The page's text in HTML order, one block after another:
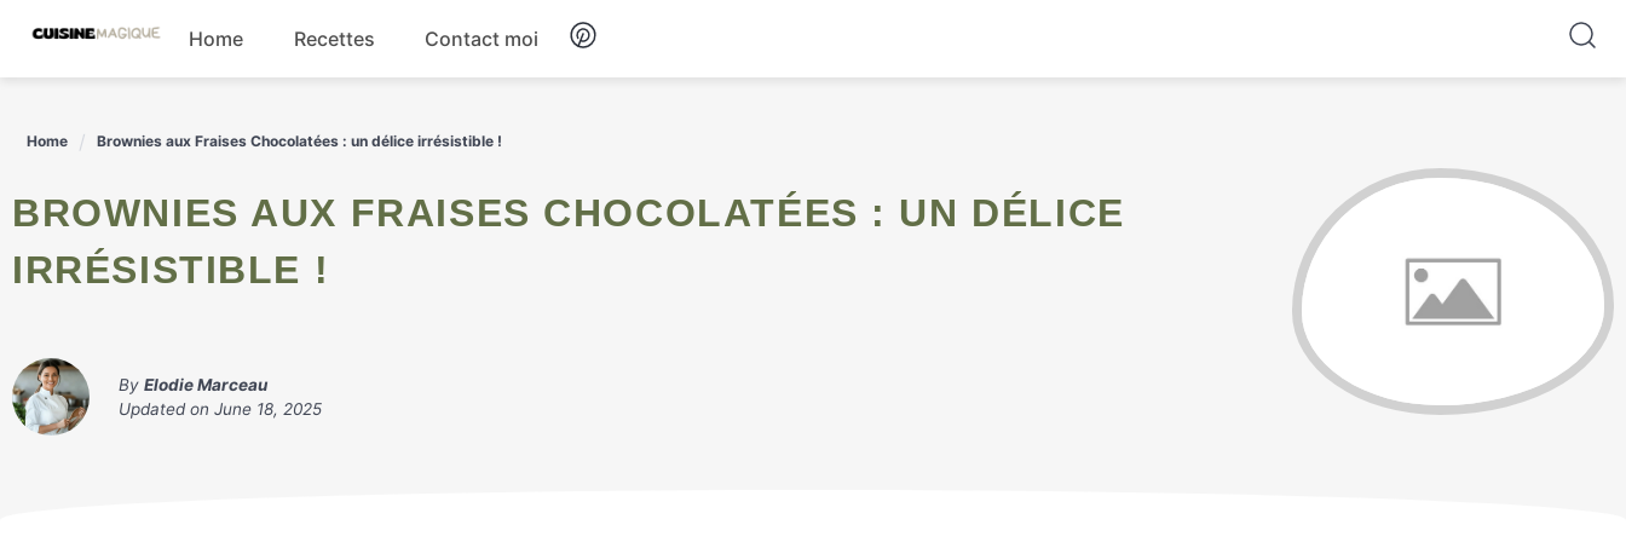
content
Home Recettes Contact moi
Home Brownies aux Fraises Chocolatées : un délice irrésistible !
BROWNIES AUX FRAISES CHOCOLATÉES : UN DÉLICE
IRRÉSISTIBLE !
By Elodie Marceau
Updated on June 18, 2025